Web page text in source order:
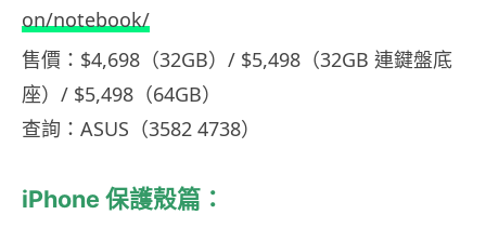
on/notebook/
售價：$4,698（32GB）/ $5,498（32GB 連鍵盤底
座）/ $5,498（64GB）
查詢：ASUS（3582 4738）
iPhone 保護殼篇：